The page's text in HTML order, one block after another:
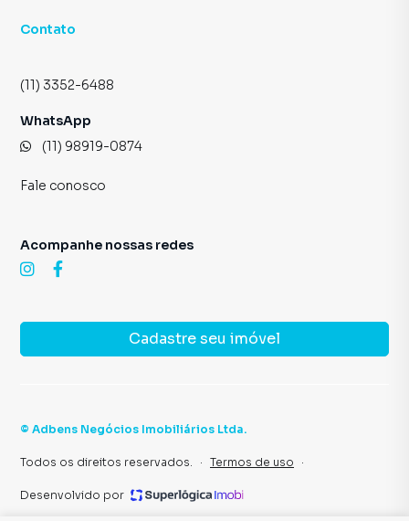
Contato
(11) 3352-6488
WhatsApp
(11) 98919-0874
Fale conosco
Cadastre seu imóvel
Acompanhe nossas redes
© Adbens Negócios Imobiliários Ltda.
Todos os direitos reservados. · Termos de uso ·
Desenvolvido por